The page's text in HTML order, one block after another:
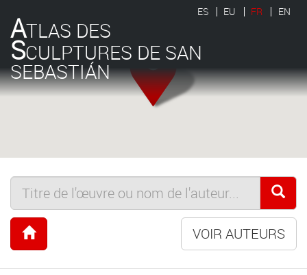
ATLAS DES
SCULPTURES DE SAN
SEBASTIÁN
ES EU FR EN
VOIR AUTEURS